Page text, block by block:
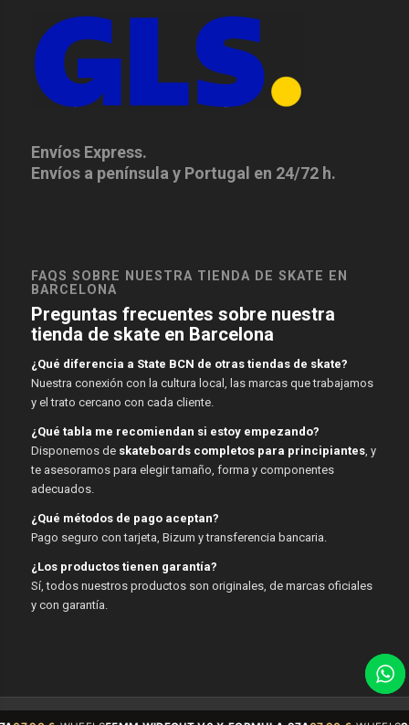
Envíos Express.
Envíos a península y Portugal en 24/72 h.
FAQS SOBRE NUESTRA TIENDA DE SKATE EN
BARCELONA
Preguntas frecuentes sobre nuestra
tienda de skate en Barcelona
¿Qué diferencia a State BCN de otras tiendas de skate?
Nuestra conexión con la cultura local, las marcas que trabajamos
y el trato cercano con cada cliente.
¿Qué tabla me recomiendan si estoy empezando?
Disponemos de skateboards completos para principiantes, y
te asesoramos para elegir tamaño, forma y componentes
adecuados.
¿Qué métodos de pago aceptan?
Pago seguro con tarjeta, Bizum y transferencia bancaria.
¿Los productos tienen garantía?
Sí, todos nuestros productos son originales, de marcas oficiales
y con garantía.
© Copyright - State BCN - 2026